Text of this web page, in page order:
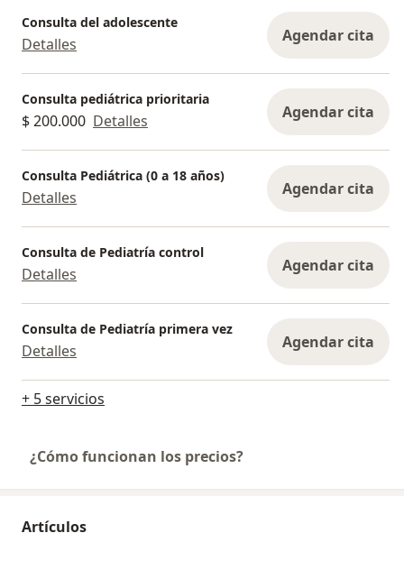
Consulta del adolescente
Detalles Agendar cita
Consulta pediátrica prioritaria
$ 200.000 Detalles Agendar cita
Consulta Pediátrica (0 a 18 años)
Detalles Agendar cita
Consulta de Pediatría control
Detalles Agendar cita
Consulta de Pediatría primera vez
Detalles Agendar cita
+ 5 servicios
¿Cómo funcionan los precios?
Artículos